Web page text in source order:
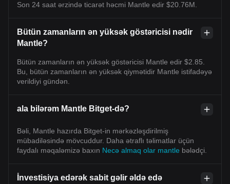
Son 24 saat ərzində ticarət həcmi Mantle edir $20.76M.
Bütün zamanların ən yüksək göstəricisi nədir
Mantle?
Bütün zamanların ən yüksək göstəricisi Mantle edir $2.85.
Bu, bütün zamanların ən yüksək qiymətidir Mantle istifadəyə
verildiyi gündən.
ala bilərəm Mantle Bitget-də?
Bəli, Mantle hazırda Bitget-in mərkəzləşdirilmiş
mübadiləsində mövcuddur. Daha ətraflı təlimatlar üçün
faydalı məqaləmizə baxın Necə almaq olar mantle bələdçi.
İnvestisiya edərək sabit gəlir əldə edə